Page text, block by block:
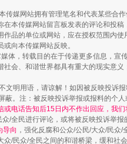
业协会接连发公告
媒网站拥有管理笔名和代表某些合
本传媒网站留言板发表的评论和投
品的单位或网站，应在授权范围内使
向本传媒网站反映。
体，转载目的在于传递更多信息，
会、和谐世界都具有重大的现实意
明用语，请谅解！如因被反映投诉
。注：被反映投诉举报或报料的个
或电话告知后15日内不作出回应，我们
/全民进行评论，或将被反映投诉举
导向 ，强化反腐和公众/公民/大众/民众
/民众/全民之间的和谐桥梁，缓和社